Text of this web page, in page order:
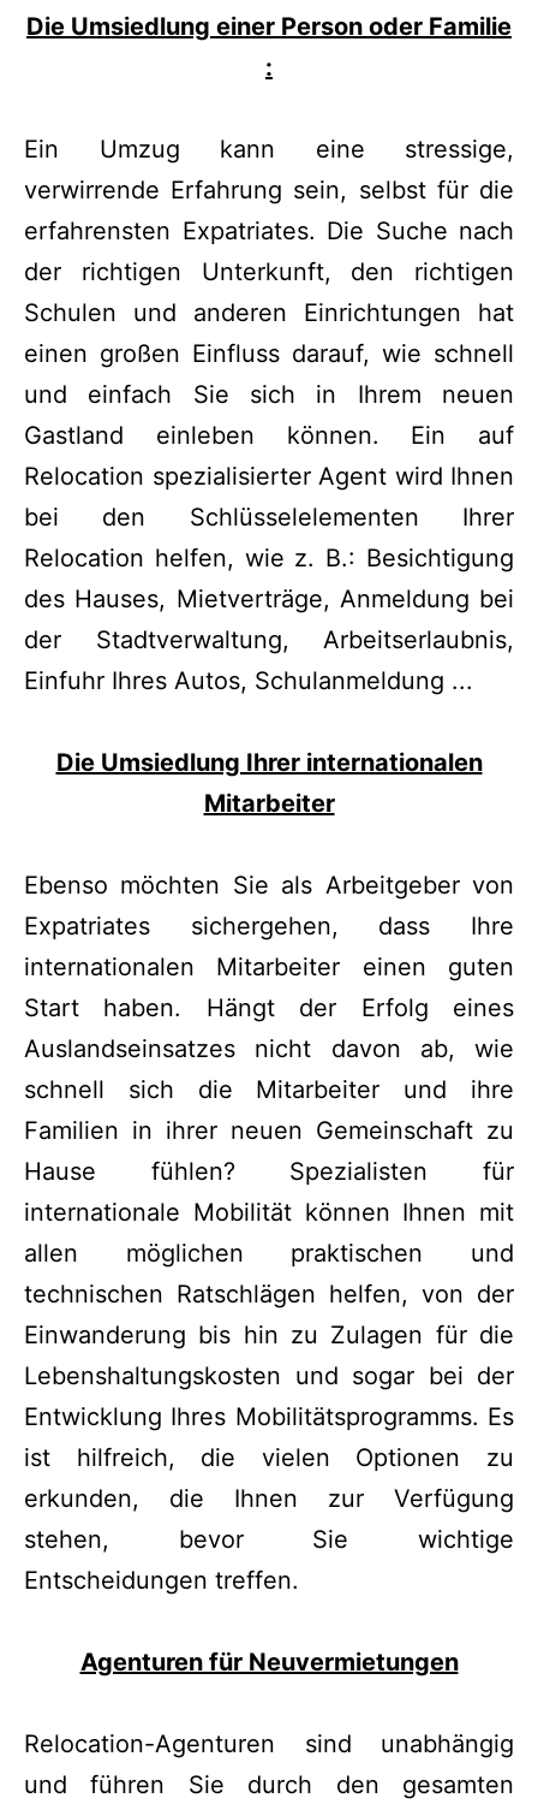
Die Umsiedlung einer Person oder Familie
:
Ein Umzug kann eine stressige,
verwirrende Erfahrung sein, selbst für die
erfahrensten Expatriates. Die Suche nach
der richtigen Unterkunft, den richtigen
Schulen und anderen Einrichtungen hat
einen großen Einfluss darauf, wie schnell
und einfach Sie sich in Ihrem neuen
Gastland einleben können. Ein auf
Relocation spezialisierter Agent wird Ihnen
bei den Schlüsselelementen Ihrer
Relocation helfen, wie z. B.: Besichtigung
des Hauses, Mietverträge, Anmeldung bei
der Stadtverwaltung, Arbeitserlaubnis,
Einfuhr Ihres Autos, Schulanmeldung ...
Die Umsiedlung Ihrer internationalen
Mitarbeiter
Ebenso möchten Sie als Arbeitgeber von
Expatriates sichergehen, dass Ihre
internationalen Mitarbeiter einen guten
Start haben. Hängt der Erfolg eines
Auslandseinsatzes nicht davon ab, wie
schnell sich die Mitarbeiter und ihre
Familien in ihrer neuen Gemeinschaft zu
Hause fühlen? Spezialisten für
internationale Mobilität können Ihnen mit
allen möglichen praktischen und
technischen Ratschlägen helfen, von der
Einwanderung bis hin zu Zulagen für die
Lebenshaltungskosten und sogar bei der
Entwicklung Ihres Mobilitätsprogramms. Es
ist hilfreich, die vielen Optionen zu
erkunden, die Ihnen zur Verfügung
stehen, bevor Sie wichtige
Entscheidungen treffen.
Agenturen für Neuvermietungen
Relocation-Agenturen sind unabhängig
und führen Sie durch den gesamten